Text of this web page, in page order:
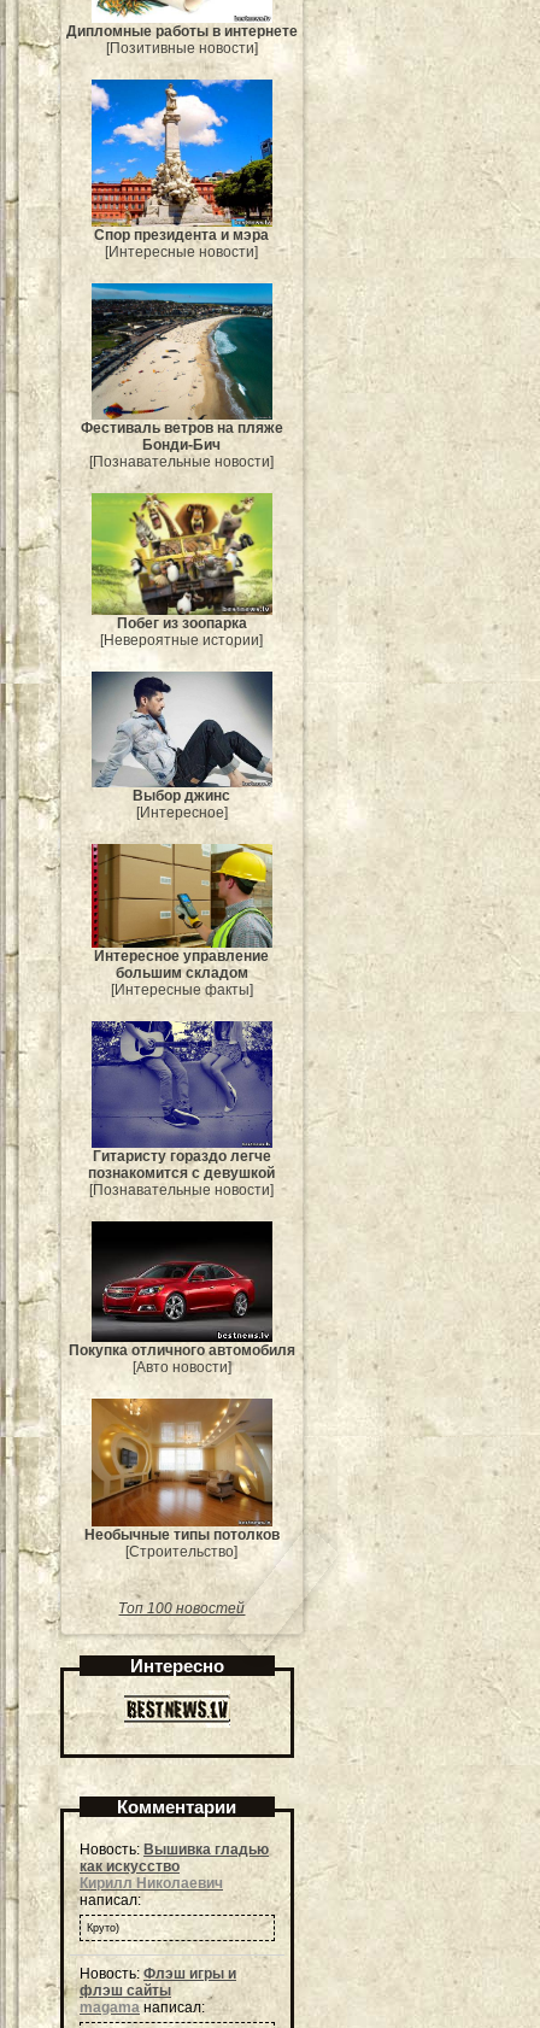
Дипломные работы в интернете
[Позитивные новости]
Спор президента и мэра
[Интересные новости]
Фестиваль ветров на пляже
Бонди-Бич
[Познавательные новости]
Побег из зоопарка
[Невероятные истории]
Выбор джинс
[Интересное]
Интересное управление
большим складом
[Интересные факты]
Гитаристу гораздо легче
познакомится с девушкой
[Познавательные новости]
Покупка отличного автомобиля
[Авто новости]
Необычные типы потолков
[Строительство]
Топ 100 новостей
Интересно
Комментарии
Новость: Вышивка гладью
как искусство
Кирилл Николаевич
написал:
Круто)
Новость: Флэш игры и
флэш сайты
magamaнаписал: